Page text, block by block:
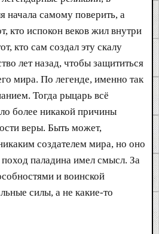
начала самому поверить, а
кто испокон веков жил внутри
кто сам создал эту скалу
лет назад, чтобы защититься
мира. По легенде, именно так
Тогда рыцарь всё
более никакой причины
веры. Быть может,
создателем мира, но оно
паладина имел смысл. За
и воинской
силы, а не какие-то